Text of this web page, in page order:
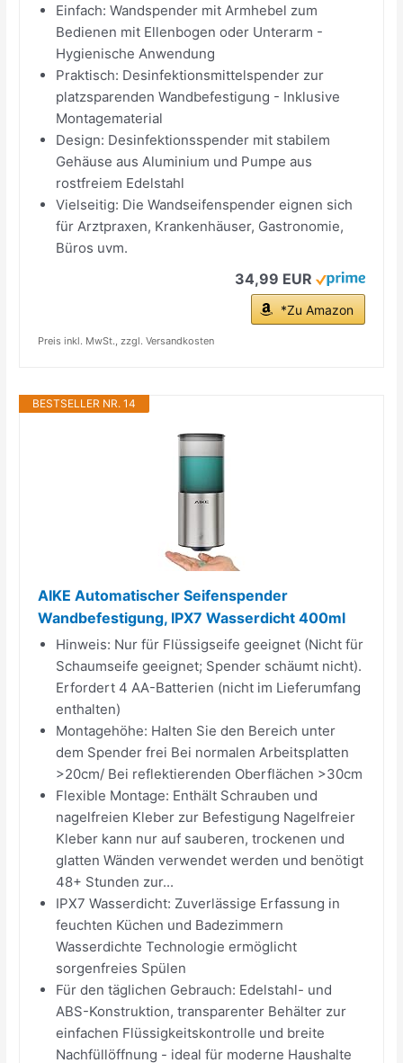
Einfach: Wandspender mit Armhebel zum
Bedienen mit Ellenbogen oder Unterarm -
Hygienische Anwendung
Praktisch: Desinfektionsmittelspender zur
platzsparenden Wandbefestigung - Inklusive
Montagematerial
Design: Desinfektionsspender mit stabilem
Gehäuse aus Aluminium und Pumpe aus
rostfreiem Edelstahl
Vielseitig: Die Wandseifenspender eignen sich
für Arztpraxen, Krankenhäuser, Gastronomie,
Büros uvm.
34,99 EUR
*Zu Amazon
Preis inkl. MwSt., zzgl. Versandkosten
BESTSELLER NR. 14
AIKE Automatischer Seifenspender
Wandbefestigung, IPX7 Wasserdicht 400ml
Hinweis: Nur für Flüssigseife geeignet (Nicht für
Schaumseife geeignet; Spender schäumt nicht).
Erfordert 4 AA-Batterien (nicht im Lieferumfang
enthalten)
Montagehöhe: Halten Sie den Bereich unter
dem Spender frei Bei normalen Arbeitsplatten
>20cm/ Bei reflektierenden Oberflächen >30cm
Flexible Montage: Enthält Schrauben und
nagelfreien Kleber zur Befestigung Nagelfreier
Kleber kann nur auf sauberen, trockenen und
glatten Wänden verwendet werden und benötigt
48+ Stunden zur...
IPX7 Wasserdicht: Zuverlässige Erfassung in
feuchten Küchen und Badezimmern
Wasserdichte Technologie ermöglicht
sorgenfreies Spülen
Für den täglichen Gebrauch: Edelstahl- und
ABS-Konstruktion, transparenter Behälter zur
einfachen Flüssigkeitskontrolle und breite
Nachfüllöffnung - ideal für moderne Haushalte